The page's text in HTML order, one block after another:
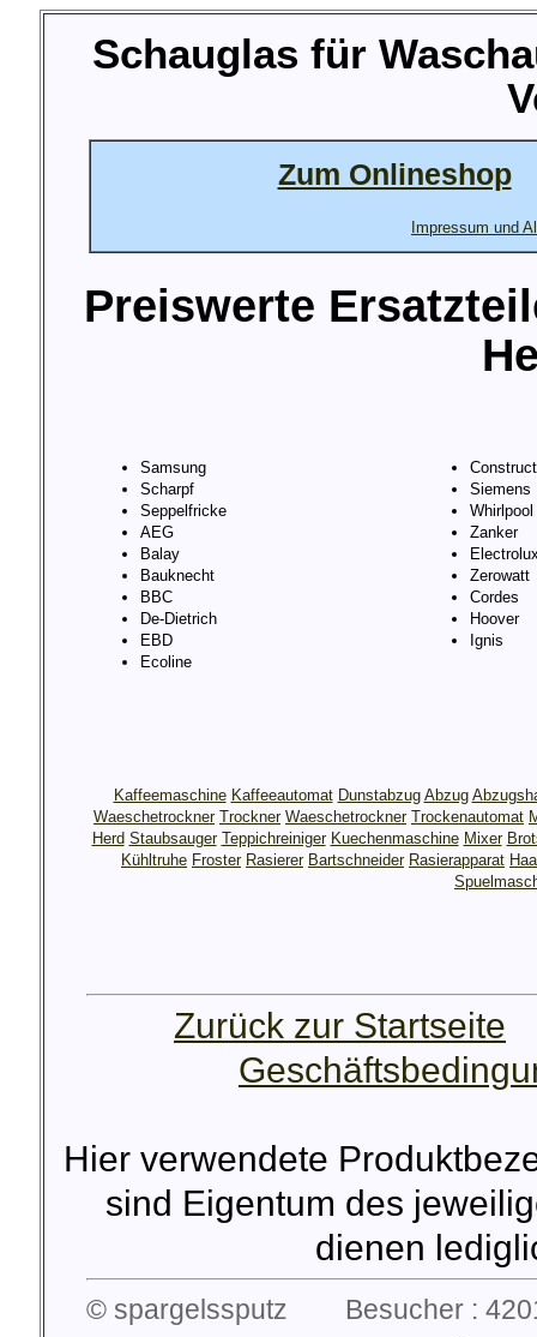
Schauglas für
Zum Onlineshop
Impressum und
Preiswerte
Samsung
Scharpf
Seppelfricke
AEG
Balay
Bauknecht
BBC
De-Dietrich
EBD
Ecoline
Siemens
Whirlpool
Zanker
Zerowatt
Cordes
Hoover
Ignis
Kaffeemaschine Kaffeeautomat Dunstabzug Abzug
Waeschetrockner Trockner Waeschetrockner Trockenautomat
Herd Staubsauger Teppichreiniger Kuechenmaschine Mixer
Kühltruhe Froster Rasierer Bartschneider Rasierapparat
Zurück zur Startseite
Hier verwendete
sind Eigentum des
dienen
© spargelssputz Besucher :